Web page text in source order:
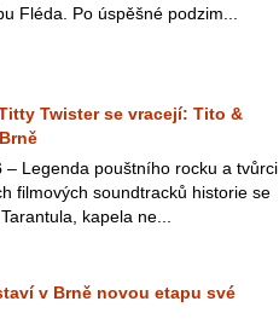
Fléda. Po úspěšné podzim...
Twister se vracejí: Tito &
– Legenda pouštního rocku a tvůrci
filmových soundtracků historie se
kapela ne...
v Brně novou etapu své